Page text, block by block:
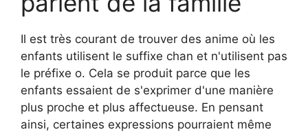
Il est très courant de trouver des anime où les
enfants utilisent le suffixe chan et n'utilisent pas
le préfixe o. Cela se produit parce que les
enfants essaient de s'exprimer d'une manière
plus proche et plus affectueuse. En pensant
ainsi, certaines expressions pourraient même